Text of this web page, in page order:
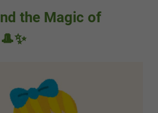
the Magic of